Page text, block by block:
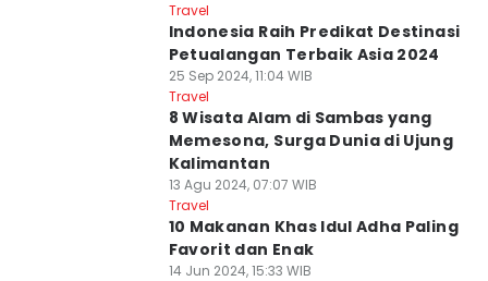
Travel
Indonesia Raih Predikat Destinasi
Petualangan Terbaik Asia 2024
25 Sep 2024, 11:04 WIB
Travel
8 Wisata Alam di Sambas yang
Memesona, Surga Dunia di Ujung
Kalimantan
13 Agu 2024, 07:07 WIB
Travel
10 Makanan Khas Idul Adha Paling
Favorit dan Enak
14 Jun 2024, 15:33 WIB